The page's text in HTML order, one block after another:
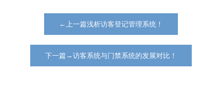
←上一篇浅析访客登记管理系统！
下一篇→访客系统与门禁系统的发展对比！